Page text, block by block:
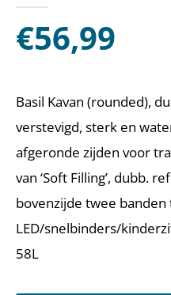
€56,99
Basil Kavan (rounded),
verstevigd, sterk en
afgeronde zijden voor
van ‘Soft Filling’, dubb.
bovenzijde twee banden
LED/snelbinders/
58L